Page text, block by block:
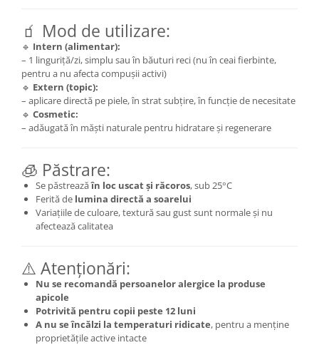
🧃 Mod de utilizare:
🔹 Intern (alimentar):
– 1 linguriță/zi, simplu sau în băuturi reci (nu în ceai fierbinte,
pentru a nu afecta compușii activi)
🔹 Extern (topic):
– aplicare directă pe piele, în strat subțire, în funcție de necesitate
🔹 Cosmetic:
– adăugată în măști naturale pentru hidratare și regenerare
🧊 Păstrare:
Se păstreazăîn loc uscat și răcoros, sub 25°C
Ferită de lumina directă a soarelui
Variațiile de culoare, textură sau gust sunt normale și nu
afectează calitatea
⚠️ Atenționări:
Nu se recomandă persoanelor alergice la produse
apicole
Potrivită pentru copii peste 12 luni
A nu se încălzi la temperaturi ridicate, pentru a menține
proprietățile active intacte